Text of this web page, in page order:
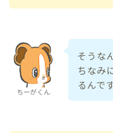
ちーがくん
そうな
ちなみ
るんで